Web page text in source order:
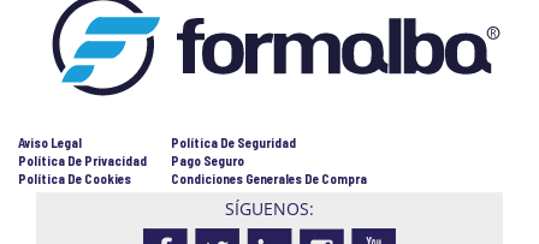
Aviso Legal
Política De Privacidad
Política De Cookies
Política De Seguridad
Pago Seguro
Condiciones Generales De Compra
SÍGUENOS: